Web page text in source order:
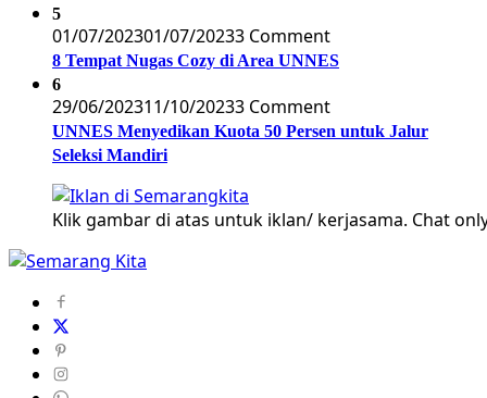
5
01/07/202301/07/20233 Comment
8 Tempat Nugas Cozy di Area UNNES
6
29/06/202311/10/20233 Comment
UNNES Menyedikan Kuota 50 Persen untuk Jalur
Seleksi Mandiri
Klik gambar di atas untuk iklan/ kerjasama. Chat